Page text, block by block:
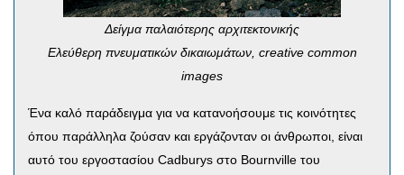
Δείγμα παλαιότερης αρχιτεκτονικής
Ελεύθερη πνευματικών δικαιωμάτων, creative common
images
Ένα καλό παράδειγμα για να κατανοήσουμε τις κοινότητες
όπου παράλληλα ζούσαν και εργάζονταν οι άνθρωποι, είναι
αυτό του εργοστασίου Cadburys στο Bournville του